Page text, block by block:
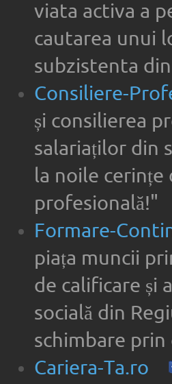
viata activa a
cautarea unui
subzistenta
Consiliere-
și consilierea
salariaților din
la noile cerințe
profesională!"
Formare-
piața muncii
de calificare și
socială din
schimbare
Cariera-Ta.ro